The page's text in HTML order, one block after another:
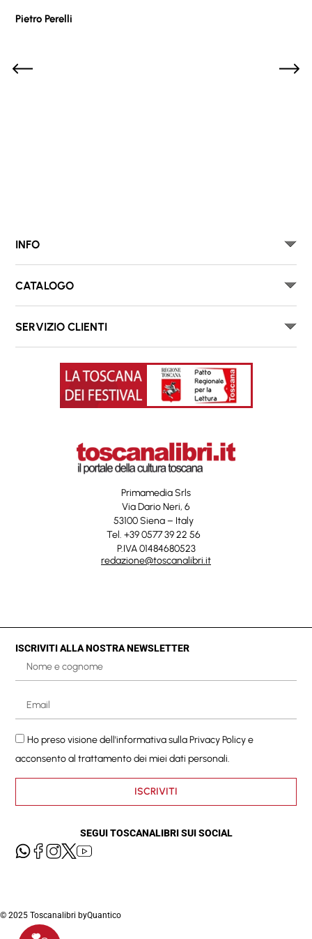
Pietro Perelli
INFO
CATALOGO
SERVIZIO CLIENTI
Primamedia Srls
Via Dario Neri, 6
53100 Siena – Italy
Tel. +39 0577 39 22 56
P.IVA 01484680523
redazione@toscanalibri.it
ISCRIVITI ALLA NOSTRA NEWSLETTER
Ho preso visione dell'informativa sullaPrivacy Policye
acconsento al trattamento dei miei dati personali.
ISCRIVITI
SEGUI TOSCANALIBRI SUI SOCIAL
© 2025 Toscanalibri byQuantico